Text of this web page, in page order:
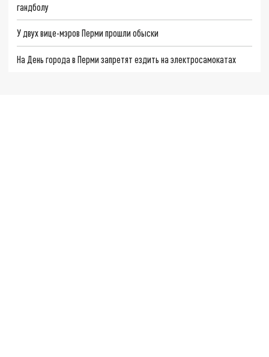
гандболу
У двух вице-мэров Перми прошли обыски
На День города в Перми запретят ездить на электросамокатах